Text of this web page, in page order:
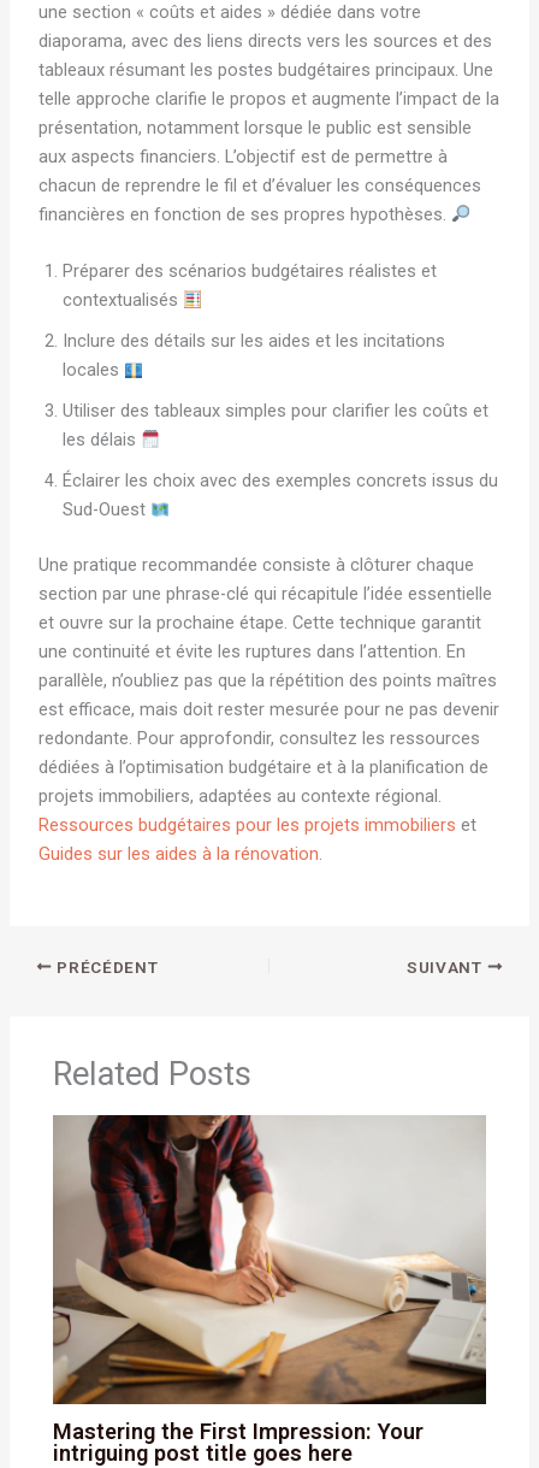
une section « coûts et aides » dédiée dans votre
diaporama, avec des liens directs vers les sources et des
tableaux résumant les postes budgétaires principaux. Une
telle approche clarifie le propos et augmente l’impact de la
présentation, notamment lorsque le public est sensible
aux aspects financiers. L’objectif est de permettre à
chacun de reprendre le fil et d’évaluer les conséquences
financières en fonction de ses propres hypothèses.
Préparer des scénarios budgétaires réalistes et
contextualisés
Inclure des détails sur les aides et les incitations
locales
Utiliser des tableaux simples pour clarifier les coûts et
les délais
Éclairer les choix avec des exemples concrets issus du
Sud-Ouest
Une pratique recommandée consiste à clôturer chaque
section par une phrase-clé qui récapitule l’idée essentielle
et ouvre sur la prochaine étape. Cette technique garantit
une continuité et évite les ruptures dans l’attention. En
parallèle, n’oubliez pas que la répétition des points maîtres
est efficace, mais doit rester mesurée pour ne pas devenir
redondante. Pour approfondir, consultez les ressources
dédiées à l’optimisation budgétaire et à la planification de
projets immobiliers, adaptées au contexte régional.
Ressources budgétaires pour les projets immobiliers et
Guides sur les aides à la rénovation.
PRÉCÉDENT SUIVANT
Related Posts
Mastering the First Impression: Your
intriguing post title goes here